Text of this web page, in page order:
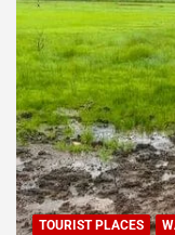
TOURIST PLACES